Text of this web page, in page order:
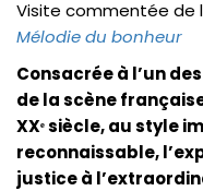
Visite commentée de
Mélodie du bonheur
Consacrée à l’un
de la scène
XXᵉsiècle, au style
reconnaissable,
justice à